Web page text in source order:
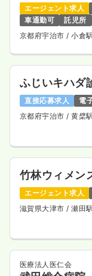
エージェント求人
車通勤可
託児所
京都府宇治市/ 小倉
ふじいキハダ
直接応募求人 電
京都府宇治市 / 黄檗
竹林ウィメン
エージェント求人
滋賀県大津市 / 瀬田
医療法人医仁会